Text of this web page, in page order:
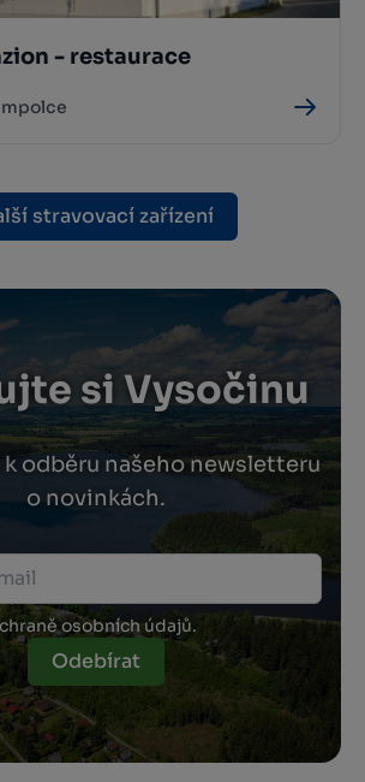
- restaurace
stravovací zařízení
si Vysočinu
k odběru našeho newsletteru
o novinkách.
osobních údajů.
Odebírat